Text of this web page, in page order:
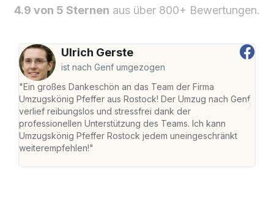
4.9 von 5 Sternen aus über 800+ Bewertungen.
Ulrich Gerste
ist nach Genf umgezogen
"Ein großes Dankeschön an das Team der Firma
Umzugskönig Pfeffer aus Rostock! Der Umzug nach Genf
verlief reibungslos und stressfrei dank der
professionellen Unterstützung des Teams. Ich kann
Umzugskönig Pfeffer Rostock jedem uneingeschränkt
weiterempfehlen!"